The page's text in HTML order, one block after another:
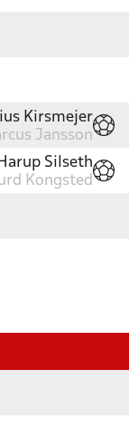
Kirsmejer
Jansson
Silseth
Kongsted